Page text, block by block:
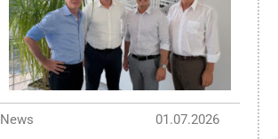
News
01.07.2026